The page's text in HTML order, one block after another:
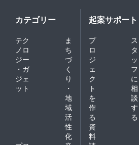
カテゴリー
テク
ノロ
ジー
・ガ
ジェ
ット
ま
ち
づ
く
り
・
地
域
活
性
化
起案サポート
プ
ロ
ジ
ェ
ク
ト
を
作
る
ス
タ
ッ
フ
に
相
談
す
る
資
料